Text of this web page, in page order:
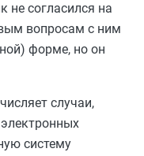
не согласился на
вопросам с ним
форме, но он
случаи,
систему